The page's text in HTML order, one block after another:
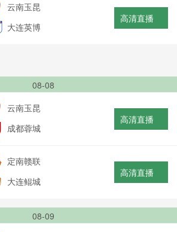
云南玉昆
大连英博
高清直播
08-08
云南玉昆
成都蓉城
高清直播
定南赣联
大连鲲城
高清直播
08-09